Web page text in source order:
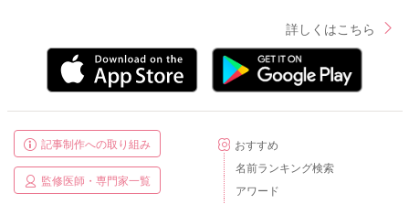
詳しくはこちら
記事制作への取り組み
監修医師・専門家一覧
おすすめ
名前ランキング検索
アワード